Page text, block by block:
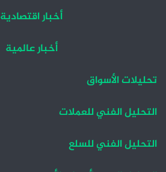
أخبار اقتصادية
أخبار عالمية
تحليلات الأسواق
التحليل الفني للعملات
التحليل الفني للسلع